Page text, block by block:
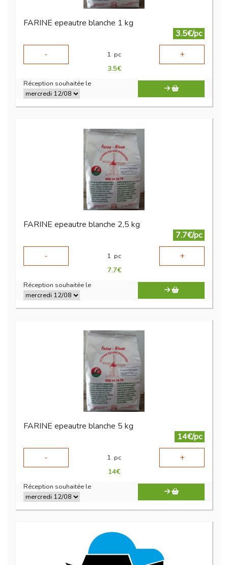
FARINE epeautre blanche 1 kg
3.5€/pc
-
1 pc +
3.5€
Réception souhaitée le
FARINE epeautre blanche 2,5 kg
7.7€/pc
-
1 pc +
7.7€
Réception souhaitée le
FARINE epeautre blanche 5 kg
14€/pc
-
1 pc +
14€
Réception souhaitée le